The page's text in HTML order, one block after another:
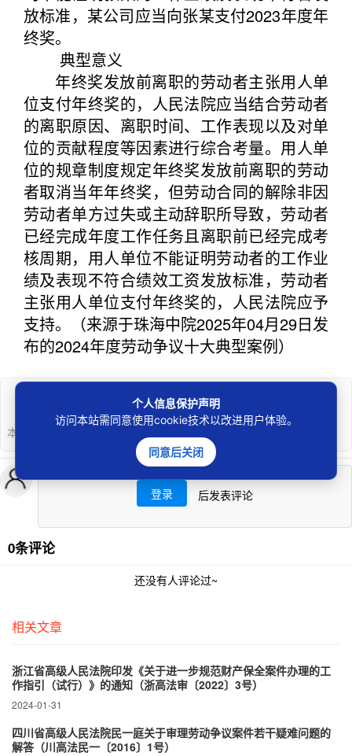
放标准，某公司应当向张某支付2023年度年
终奖。
典型意义
年终奖发放前离职的劳动者主张用人单
位支付年终奖的，人民法院应当结合劳动者
的离职原因、离职时间、工作表现以及对单
位的贡献程度等因素进行综合考量。用人单
位的规章制度规定年终奖发放前离职的劳动
者取消当年年终奖，但劳动合同的解除非因
劳动者单方过失或主动辞职所导致，劳动者
已经完成年度工作任务且离职前已经完成考
核周期，用人单位不能证明劳动者的工作业
绩及表现不符合绩效工资发放标准，劳动者
主张用人单位支付年终奖的，人民法院应予
支持。（来源于珠海中院2025年04月29日发
布的2024年度劳动争议十大典型案例）
声明
本文版权归权利人所有，若存在侵权行为可
登录 后发表评论
0条评论
还没有人评论过~
相关文章
浙江省高级人民法院印发《关于进一步规范财产保全案件办理的工
作指引（试行）》的通知（浙高法审〔2022〕3号）
2024-01-31
四川省高级人民法院民一庭关于审理劳动争议案件若干疑难问题的
解答（川高法民一〔2016〕1号）
个人信息保护声明
访问本站需同意使用cookie技术以改进用户体验。
同意后关闭